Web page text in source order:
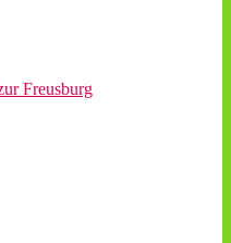
Freusburg